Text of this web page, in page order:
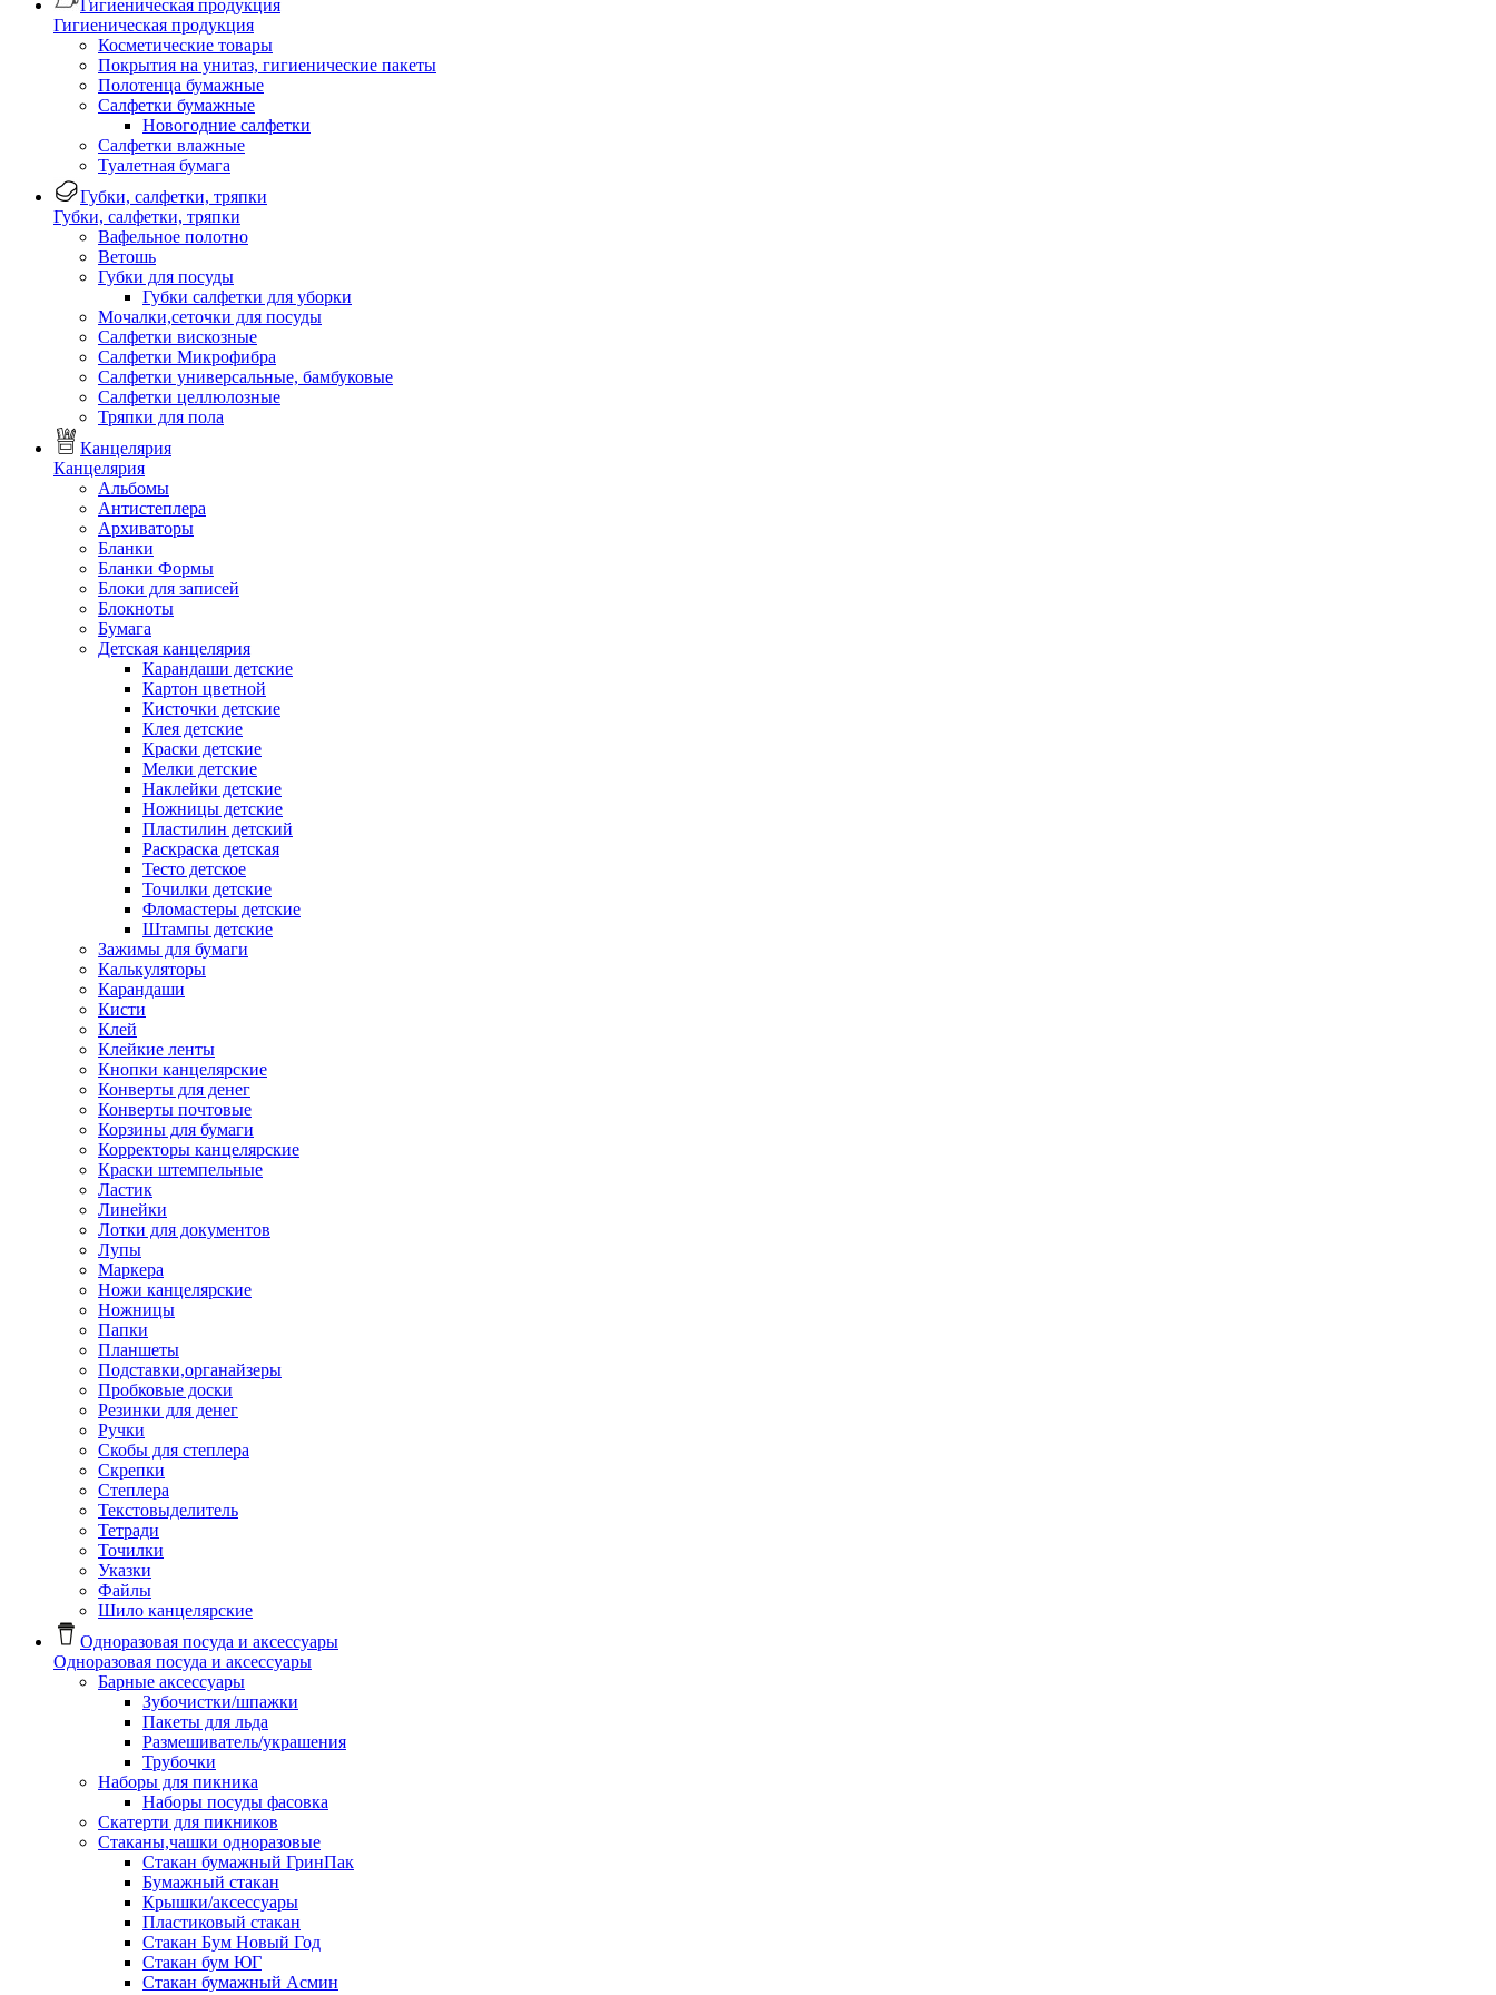
Гигиеническая продукция
Гигиеническая продукция
Косметические товары
Покрытия на унитаз, гигиенические пакеты
Полотенца бумажные
Салфетки бумажные
Новогодние салфетки
Салфетки влажные
Туалетная бумага
Губки, салфетки, тряпки
Губки, салфетки, тряпки
Вафельное полотно
Ветошь
Губки для посуды
Губки салфетки для уборки
Мочалки,сеточки для посуды
Салфетки вискозные
Салфетки Микрофибра
Салфетки универсальные, бамбуковые
Салфетки целлюлозные
Тряпки для пола
Канцелярия
Канцелярия
Альбомы
Антистеплера
Архиваторы
Бланки
Бланки Формы
Блоки для записей
Блокноты
Бумага
Детская канцелярия
Карандаши детские
Картон цветной
Кисточки детские
Клея детские
Краски детские
Мелки детские
Наклейки детские
Ножницы детские
Пластилин детский
Раскраска детская
Тесто детское
Точилки детские
Фломастеры детские
Штампы детские
Зажимы для бумаги
Калькуляторы
Карандаши
Кисти
Клей
Клейкие ленты
Кнопки канцелярские
Конверты для денег
Конверты почтовые
Корзины для бумаги
Корректоры канцелярские
Краски штемпельные
Ластик
Линейки
Лотки для документов
Лупы
Маркера
Ножи канцелярские
Ножницы
Папки
Планшеты
Подставки,органайзеры
Пробковые доски
Резинки для денег
Ручки
Скобы для степлера
Скрепки
Степлера
Текстовыделитель
Тетради
Точилки
Указки
Файлы
Шило канцелярские
Одноразовая посуда и аксессуары
Одноразовая посуда и аксессуары
Барные аксессуары
Зубочистки/шпажки
Пакеты для льда
Размешиватель/украшения
Трубочки
Наборы для пикника
Наборы посуды фасовка
Скатерти для пикников
Стаканы,чашки одноразовые
Cтакан бумажный ГринПак
Бумажный стакан
Крышки/аксессуары
Пластиковый стакан
Стакан Бум Новый Год
Стакан бум ЮГ
Стакан бумажный Асмин